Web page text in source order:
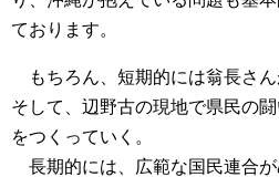
ております。
もちろん、短期的には翁長さん
そして、辺野古の現地で県民の
をつくっていく。
長期的には、広範な国民連合